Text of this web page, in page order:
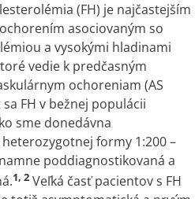
(FH) je najčastejším
asociovaným so
a vysokými hladinami
vedie k predčasným
ochoreniam (AS
FH v bežnej populácii
sme donedávna
formy 1:200 –
poddiagnostikovaná a
1, 2 Veľká časť pacientovs FH